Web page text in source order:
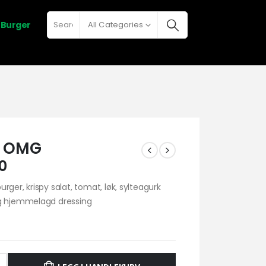
Burger All Categories
krispy salat, tomat, løk, sylteagurk
hjemmelagd dressing